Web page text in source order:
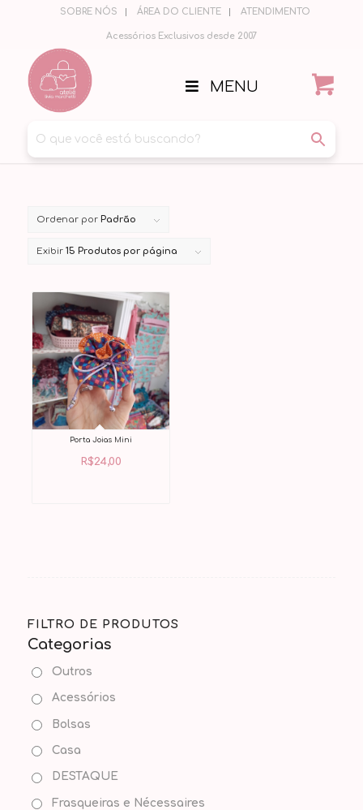
SOBRE NÓS ÁREA DO CLIENTE ATENDIMENTO
Acessórios Exclusivos desde 2007
MENU
Ordenar por Padrão
Exibir 15 Produtos por página
Porta Joias Mini
R$24,00
FILTRO DE PRODUTOS
Categorias
Outros
Acessórios
Bolsas
Casa
DESTAQUE
Frasqueiras e Nécessaires